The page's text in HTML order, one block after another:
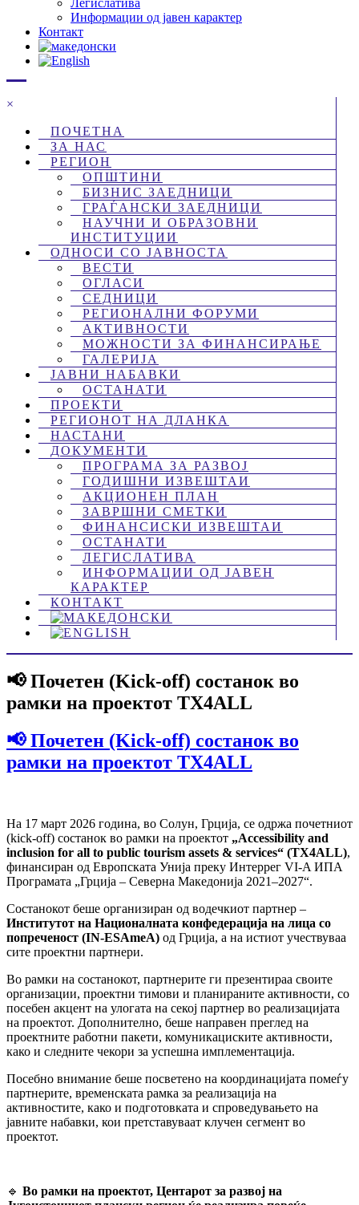
Информации од јавен карактер
Контакт
×
ПОЧЕТНА
ЗА НАС
РЕГИОН
ОПШТИНИ
БИЗНИС ЗАЕДНИЦИ
ГРАЃАНСКИ ЗАЕДНИЦИ
НАУЧНИ И ОБРАЗОВНИ
ИНСТИТУЦИИ
ОДНОСИ СО ЈАВНОСТА
ВЕСТИ
ОГЛАСИ
СЕДНИЦИ
РЕГИОНАЛНИ ФОРУМИ
АКТИВНОСТИ
МОЖНОСТИ ЗА ФИНАНСИРАЊЕ
ГАЛЕРИЈА
ЈАВНИ НАБАВКИ
ОСТАНАТИ
ПРОЕКТИ
РЕГИОНОТ НА ДЛАНКА
НАСТАНИ
ДОКУМЕНТИ
ПРОГРАМА ЗА РАЗВОЈ
ГОДИШНИ ИЗВЕШТАИ
АКЦИОНЕН ПЛАН
ЗАВРШНИ СМЕТКИ
ФИНАНСИСКИ ИЗВЕШТАИ
ОСТАНАТИ
ЛЕГИСЛАТИВА
ИНФОРМАЦИИ ОД ЈАВЕН
КАРАКТЕР
КОНТАКТ
📢 Почетен (Kick-off) состанок во
рамки на проектот TX4ALL
📢 Почетен (Kick-off) состанок во
рамки на проектот TX4ALL
На 17 март 2026 година, во Солун, Грција, се одржа почетниот
(kick-off) состанок во рамки на проектот „Accessibility and
inclusion for all to public tourism assets & services“ (TX4ALL),
финансиран од Европската Унија преку Интеррег VI-A ИПА
Програмата „Грција – Северна Македонија 2021–2027“.
Состанокот беше организиран од водечкиот партнер –
Институтот на Националната конфедерација на лица со
попреченост (IN-ESAmeA) од Грција, а на истиот учествуваа
сите проектни партнери.
Во рамки на состанокот, партнерите ги презентираа своите
организации, проектни тимови и планираните активности, со
посебен акцент на улогата на секој партнер во реализацијата
на проектот. Дополнително, беше направен преглед на
проектните работни пакети, комуникациските активности,
како и следните чекори за успешна имплементација.
Посебно внимание беше посветено на координацијата помеѓу
партнерите, временската рамка за реализација на
активностите, како и подготовката и спроведувањето на
јавните набавки, кои претставуваат клучен сегмент во
проектот.
🔹 Во рамки на проектот, Центарот за развој на